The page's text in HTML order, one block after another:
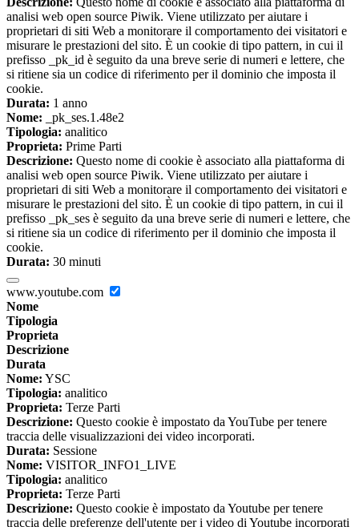
analisi web open source Piwik. Viene utilizzato per aiutare i
proprietari di siti Web a monitorare il comportamento dei visitatori e
misurare le prestazioni del sito. È un cookie di tipo pattern, in cui il
prefisso _pk_id è seguito da una breve serie di numeri e lettere, che
si ritiene sia un codice di riferimento per il dominio che imposta il
cookie.
Durata: 1 anno
Nome: _pk_ses.1.48e2
Tipologia: analitico
Proprieta: Prime Parti
Descrizione: Questo nome di cookie è associato alla piattaforma di
analisi web open source Piwik. Viene utilizzato per aiutare i
proprietari di siti Web a monitorare il comportamento dei visitatori e
misurare le prestazioni del sito. È un cookie di tipo pattern, in cui il
prefisso _pk_ses è seguito da una breve serie di numeri e lettere, che
si ritiene sia un codice di riferimento per il dominio che imposta il
cookie.
Durata: 30 minuti
www.youtube.com
Nome
Tipologia
Proprieta
Descrizione
Durata
Nome: YSC
Tipologia: analitico
Proprieta: Terze Parti
Descrizione: Questo cookie è impostato da YouTube per tenere
traccia delle visualizzazioni dei video incorporati.
Durata: Sessione
Nome: VISITOR_INFO1_LIVE
Tipologia: analitico
Proprieta: Terze Parti
Descrizione: Questo cookie è impostato da Youtube per tenere
traccia delle preferenze dell'utente per i video di Youtube incorporati